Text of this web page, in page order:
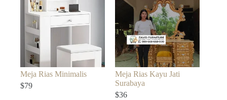
Meja Rias Minimalis
$79
Meja Rias Kayu Jati
Surabaya
$36